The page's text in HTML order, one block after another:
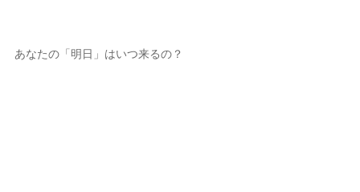
あなたの「明日」はいつ来るの？